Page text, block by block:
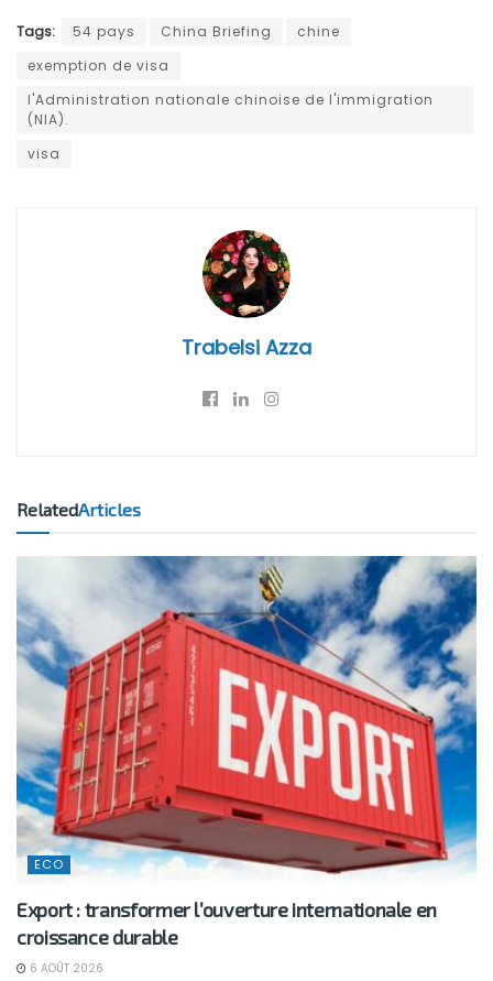
Tags: 54 pays China Briefing
chine
exemption de visa
l'Administration nationale chinoise de l'immigration
(NIA).
visa
Trabelsi Azza
RelatedArticles
ECO
Export : transformer l’ouverture internationale en
croissance durable
6 AOÛT 2026